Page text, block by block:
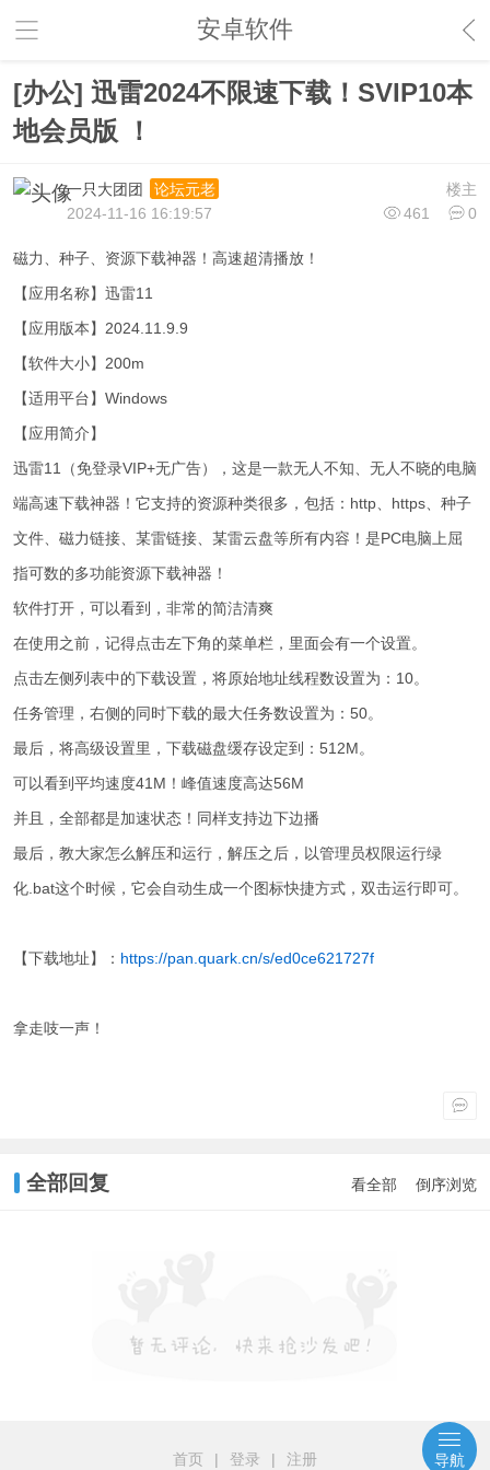
安卓软件
[办公] 迅雷2024不限速下载！SVIP10本
地会员版 ！
楼主
一只大团团
论坛元老
461
0
2024-11-16 16:19:57
磁力、种子、资源下载神器！高速超清播放！
【应用名称】迅雷11
【应用版本】2024.11.9.9
【软件大小】200m
【适用平台】Windows
【应用简介】
迅雷11（免登录VIP+无广告），这是一款无人不知、无人不晓的电脑
端高速下载神器！它支持的资源种类很多，包括：http、https、种子
文件、磁力链接、某雷链接、某雷云盘等所有内容！是PC电脑上屈
指可数的多功能资源下载神器！
软件打开，可以看到，非常的简洁清爽
在使用之前，记得点击左下角的菜单栏，里面会有一个设置。
点击左侧列表中的下载设置，将原始地址线程数设置为：10。
任务管理，右侧的同时下载的最大任务数设置为：50。
最后，将高级设置里，下载磁盘缓存设定到：512M。
可以看到平均速度41M！峰值速度高达56M
并且，全部都是加速状态！同样支持边下边播
最后，教大家怎么解压和运行，解压之后，以管理员权限运行绿
化.bat这个时候，它会自动生成一个图标快捷方式，双击运行即可。
【下载地址】： https://pan.quark.cn/s/ed0ce621727f
拿走吱一声！
全部回复 看全部 倒序浏览
首页 | 登录 | 注册 导航